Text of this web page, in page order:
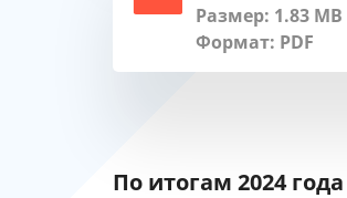
Размер: 1.83 MB
Формат: PDF
По итогам 2024 года